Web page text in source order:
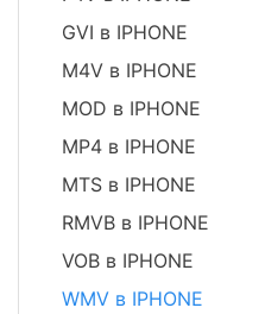
GVI в IPHONE
M4V в IPHONE
MOD в IPHONE
MP4 в IPHONE
MTS в IPHONE
RMVB в IPHONE
VOB в IPHONE
WMV в IPHONE